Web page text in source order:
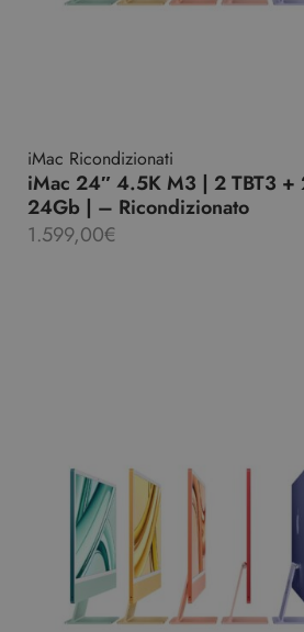
iMac Ricondizionati
iMac 24″ 4.5K M3 | 2 TBT3 +
24Gb | – Ricondizionato
1.599,00€